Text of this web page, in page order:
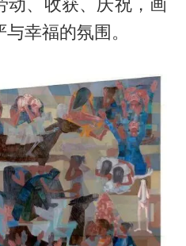
幸福的氛围。